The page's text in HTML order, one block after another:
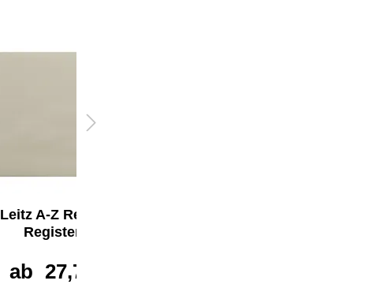
Leitz A-Z Register 120
Registerblätter
ab 27,77 €*